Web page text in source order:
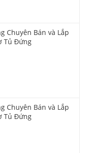
Chuyên Bán và Lắp
Tủ Đứng
Chuyên Bán và Lắp
Tủ Đứng